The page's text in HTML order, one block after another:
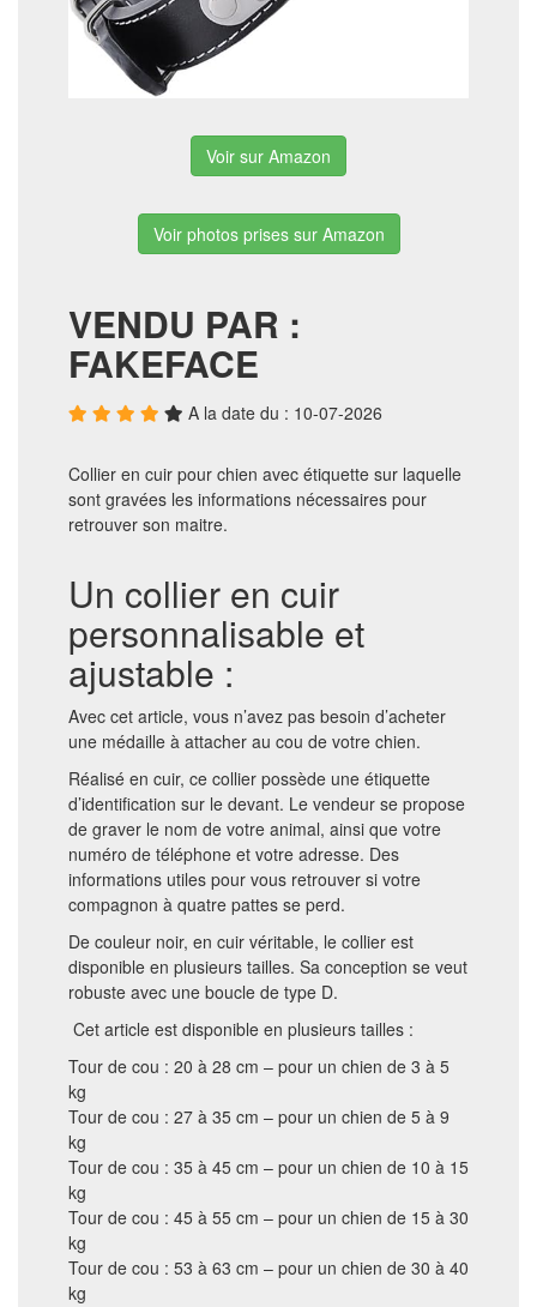
Voir sur Amazon
Voir photos prises sur Amazon
VENDU PAR :
FAKEFACE
A la date du : 10-07-2026
Collier en cuir pour chien avec étiquette sur laquelle
sont gravées les informations nécessaires pour
retrouver son maitre.
Un collier en cuir
personnalisable et
ajustable :
Avec cet article, vous n’avez pas besoin d’acheter
une médaille à attacher au cou de votre chien.
Réalisé en cuir, ce collier possède une étiquette
d’identification sur le devant. Le vendeur se propose
de graver le nom de votre animal, ainsi que votre
numéro de téléphone et votre adresse. Des
informations utiles pour vous retrouver si votre
compagnon à quatre pattes se perd.
De couleur noir, en cuir véritable, le collier est
disponible en plusieurs tailles. Sa conception se veut
robuste avec une boucle de type D.
Cet article est disponible en plusieurs tailles :
Tour de cou : 20 à 28 cm – pour un chien de 3 à 5
kg
Tour de cou : 27 à 35 cm – pour un chien de 5 à 9
kg
Tour de cou : 35 à 45 cm – pour un chien de 10 à 15
kg
Tour de cou : 45 à 55 cm – pour un chien de 15 à 30
kg
Tour de cou : 53 à 63 cm – pour un chien de 30 à 40
kg